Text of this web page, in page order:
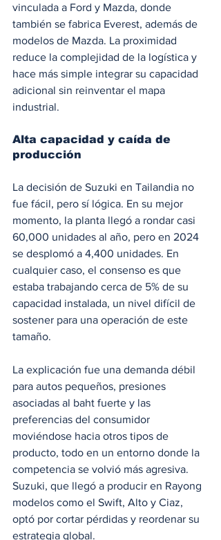
vinculada a Ford y Mazda, donde
también se fabrica Everest, además de
modelos de Mazda. La proximidad
reduce la complejidad de la logística y
hace más simple integrar su capacidad
adicional sin reinventar el mapa
industrial.
Alta capacidad y caída de
producción
La decisión de Suzuki en Tailandia no
fue fácil, pero sí lógica. En su mejor
momento, la planta llegó a rondar casi
60,000 unidades al año, pero en 2024
se desplomó a 4,400 unidades. En
cualquier caso, el consenso es que
estaba trabajando cerca de 5% de su
capacidad instalada, un nivel difícil de
sostener para una operación de este
tamaño.
La explicación fue una demanda débil
para autos pequeños, presiones
asociadas al baht fuerte y las
preferencias del consumidor
moviéndose hacia otros tipos de
producto, todo en un entorno donde la
competencia se volvió más agresiva.
Suzuki, que llegó a producir en Rayong
modelos como el Swift, Alto y Ciaz,
optó por cortar pérdidas y reordenar su
estrategia global.